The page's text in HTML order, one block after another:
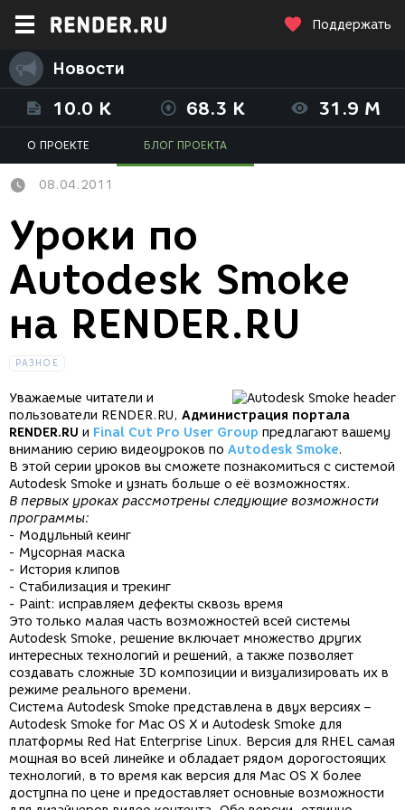
Поддержать
Новости
10.0 K 68.3 K 31.9 M
О ПРОЕКТЕ БЛОГ ПРОЕКТА
08.04.2011
Уроки по
Autodesk Smoke
на RENDER.RU
РАЗНОЕ
Уважаемые читатели и
пользователи RENDER.RU, Администрация портала
RENDER.RU и Final Cut Pro User Group предлагают вашему
вниманию серию видеоуроков по Autodesk Smoke.
В этой серии уроков вы сможете познакомиться с системой
Autodesk Smoke и узнать больше о её возможностях.
В первых уроках рассмотрены следующие возможности
программы:
- Модульный кеинг
- Мусорная маска
- История клипов
- Стабилизация и трекинг
- Paint: исправляем дефекты сквозь время
Это только малая часть возможностей всей системы
Autodesk Smoke, решение включает множество других
интересных технологий и решений, а также позволяет
создавать сложные 3D композиции и визуализировать их в
режиме реального времени.
Система Autodesk Smoke представлена в двух версиях –
Autodesk Smoke for Mac OS X и Autodesk Smoke для
платформы Red Hat Enterprise Linux. Версия для RHEL самая
мощная во всей линейке и обладает рядом дорогостоящих
технологий, в то время как версия для Mac OS X более
доступна по цене и предоставляет основные возможности